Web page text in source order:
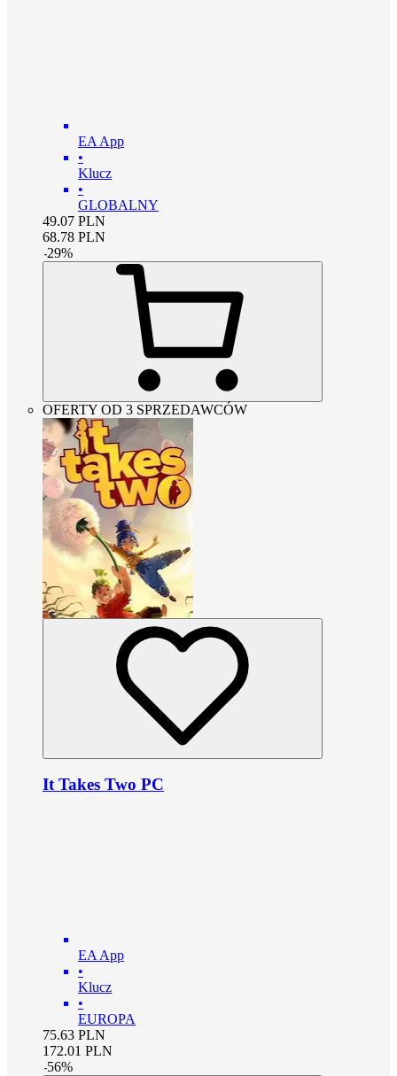
EA App
•
Klucz
•
GLOBALNY
49.07 PLN
68.78 PLN
-29%
OFERTY OD 3 SPRZEDAWCÓW
It Takes Two PC
EA App
•
Klucz
•
EUROPA
75.63 PLN
172.01 PLN
-56%